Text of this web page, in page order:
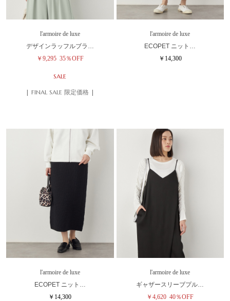
l'armoire de luxe
デザインラッフルブラ…
￥9,295 35％OFF
SALE
| FINAL SALE 限定価格 |
l'armoire de luxe
ECOPET ニット…
￥14,300
l'armoire de luxe
ECOPET ニット…
￥14,300
l'armoire de luxe
ギャザースリーブプル…
￥4,620 40％OFF